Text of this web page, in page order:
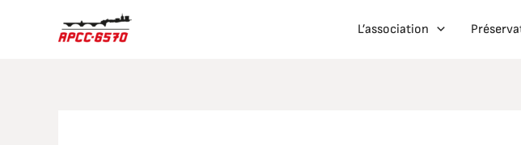
L’association